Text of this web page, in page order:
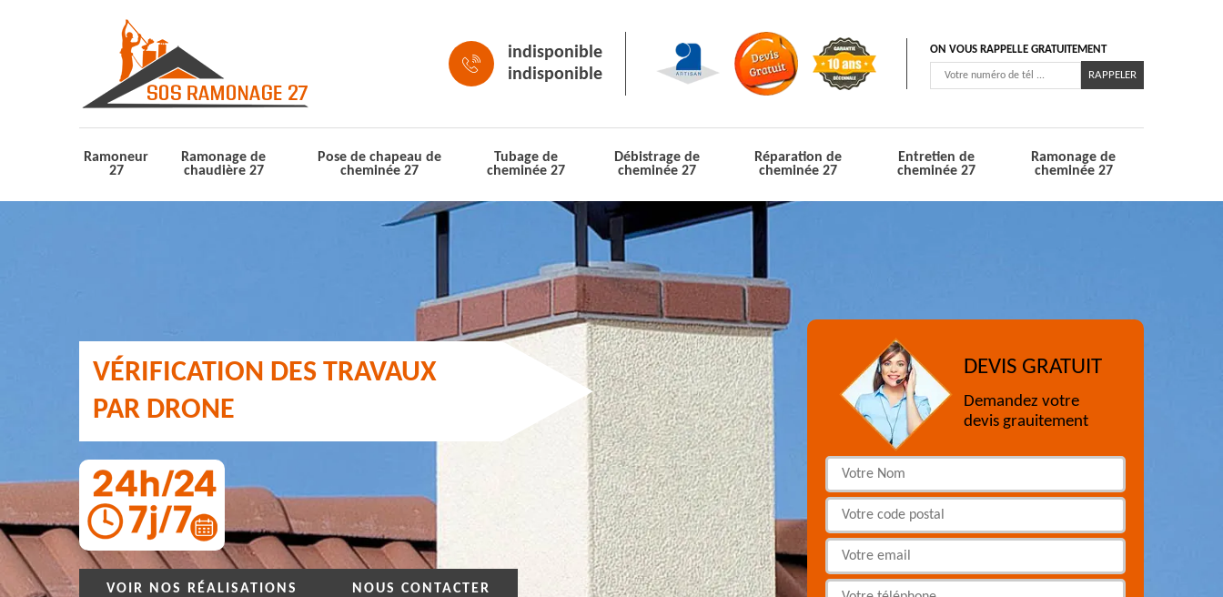
indisponible
indisponible
ON VOUS RAPPELLE GRATUITEMENT
Ramoneur
27
Ramonage de
chaudière 27
Pose de chapeau de
cheminée 27
Tubage de
cheminée 27
Débistrage de
cheminée 27
Réparation de
cheminée 27
Entretien de
cheminée 27
Ramonage de
cheminée 27
VÉRIFICATION DES TRAVAUX
PAR DRONE
VOIR NOS RÉALISATIONS NOUS CONTACTER
DEVIS GRATUIT
Demandez votre
devis grauitement